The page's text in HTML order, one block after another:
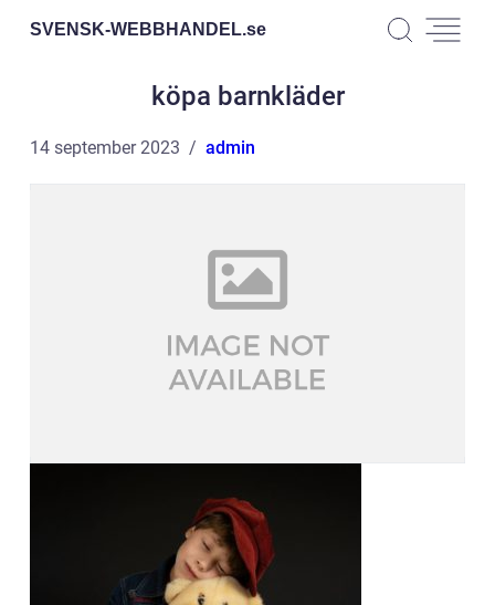
SVENSK-WEBBHANDEL.se
köpa barnkläder
14 september 2023 admin